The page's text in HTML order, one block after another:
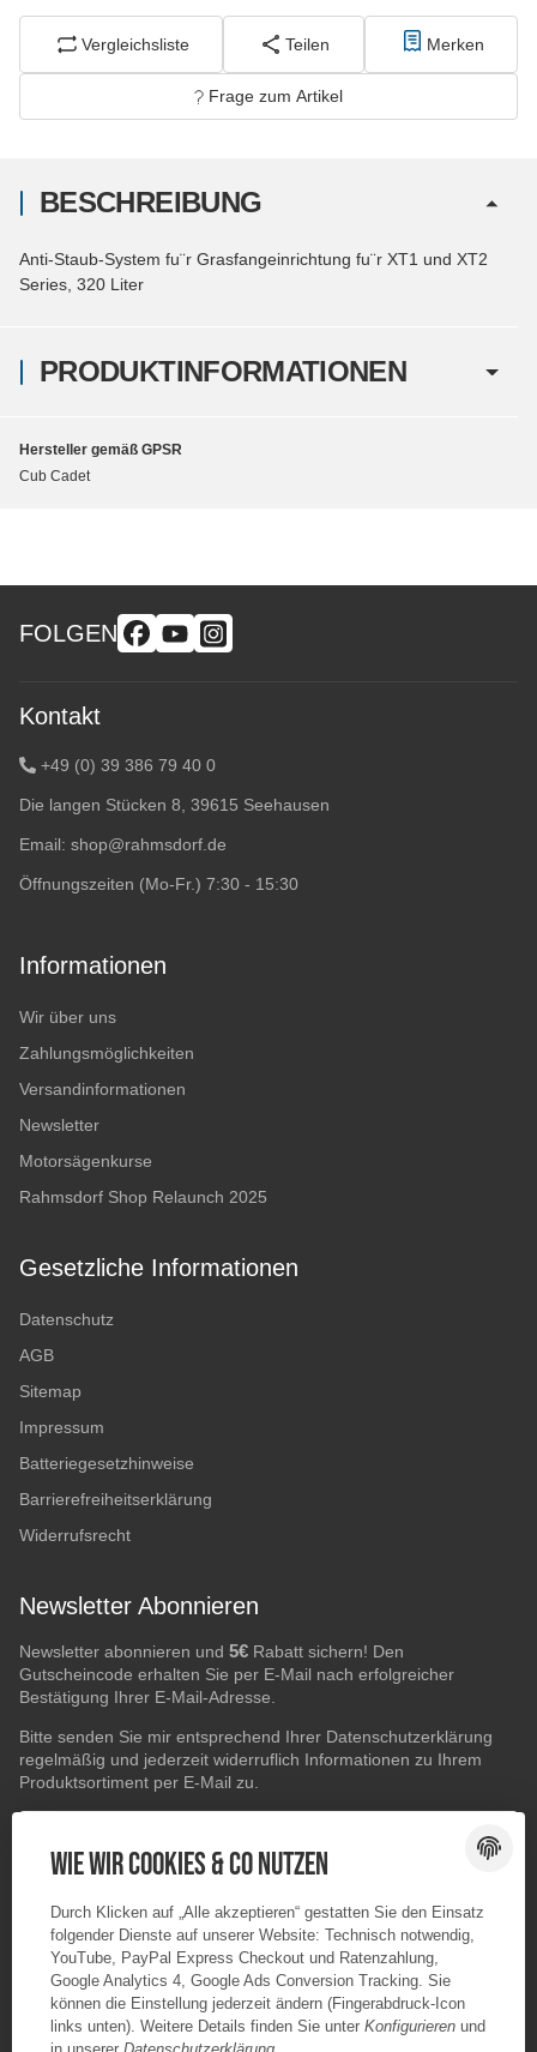
Vergleichsliste Teilen Merken
Frage zum Artikel
PRODUKTINFORMATIONEN
BESCHREIBUNG
Anti-Staub-System fu¨r Grasfangeinrichtung fu¨r XT1 und XT2
Series, 320 Liter
Hersteller gemäß GPSR
Cub Cadet
FOLGEN
Kontakt
+49 (0) 39 386 79 40 0
Die langen Stücken 8, 39615 Seehausen
Email: shop@rahmsdorf.de
Öffnungszeiten (Mo-Fr.) 7:30 - 15:30
Informationen
Wir über uns
Zahlungsmöglichkeiten
Versandinformationen
Newsletter
Motorsägenkurse
Rahmsdorf Shop Relaunch 2025
Gesetzliche Informationen
Datenschutz
AGB
Sitemap
Impressum
Batteriegesetzhinweise
Barrierefreiheitserklärung
Widerrufsrecht
Newsletter Abonnieren
Newsletter abonnieren und 5€ Rabatt sichern! Den
Gutscheincode erhalten Sie per E-Mail nach erfolgreicher
Bestätigung Ihrer E-Mail-Adresse.
Bitte senden Sie mir entsprechend Ihrer Datenschutzerklärung
regelmäßig und jederzeit widerruflich Informationen zu Ihrem
Produktsortiment per E-Mail zu.
ABONNIEREN
Wie wir Cookies & Co nutzen
Durch Klicken auf „Alle akzeptieren“ gestatten Sie den Einsatz
folgender Dienste auf unserer Website: Technisch notwendig,
YouTube, PayPal Express Checkout und Ratenzahlung,
Google Analytics 4, Google Ads Conversion Tracking. Sie
können die Einstellung jederzeit ändern (Fingerabdruck-Icon
links unten). Weitere Details finden Sie unter Konfigurieren und